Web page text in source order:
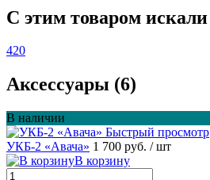
C этим товаром искали
420
Аксессуары (6)
В наличии
Быстрый просмотр
УКБ-2 «Авача» 1 700 руб. / шт
В корзину